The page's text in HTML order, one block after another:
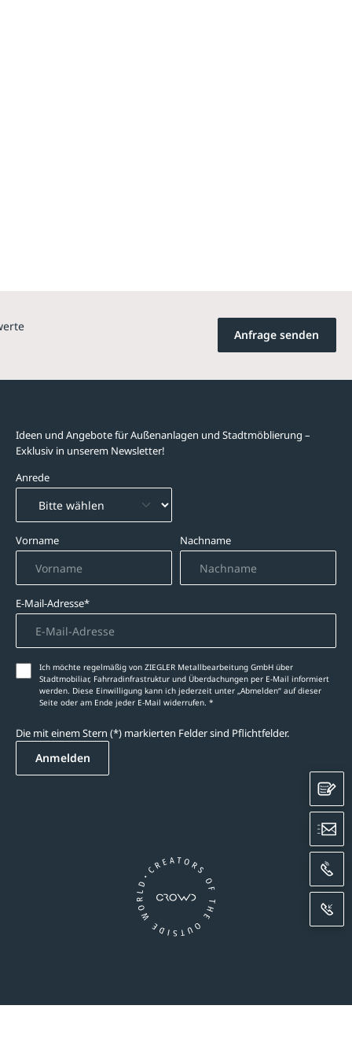
Anfrage senden
Ideen und Angebote für Außenanlagen und Stadtmöblierung –
Exklusiv in unserem Newsletter!
Anrede
Vorname Nachname
E-Mail-Adresse*
Ich möchte regelmäßig von ZIEGLER Metallbearbeitung GmbH über
Stadtmobiliar, Fahrradinfrastruktur und Überdachungen per E-Mail informiert
werden. Diese Einwilligung kann ich jederzeit unter „Abmelden‘‘ auf dieser
Seite oder am Ende jeder E-Mail widerrufen. *
Die mit einem Stern (*) markierten Felder sind Pflichtfelder.
Anmelden